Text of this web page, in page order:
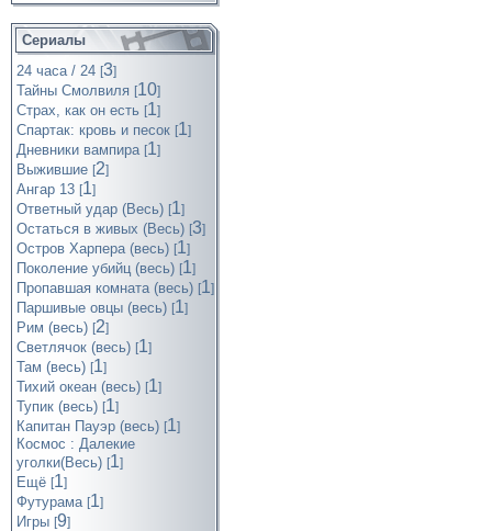
Сериалы
24 часа / 24 [3]
Тайны Смолвиля [10]
Страх, как он есть [1]
Спартак: кровь и песок [1]
Дневники вампира [1]
Выжившие [2]
Ангар 13 [1]
Ответный удар (Весь) [1]
Остаться в живых (Весь) [3]
Остров Харпера (весь) [1]
Поколение убийц (весь) [1]
Пропавшая комната (весь) [1]
Паршивые овцы (весь) [1]
Рим (весь) [2]
Светлячок (весь) [1]
Там (весь) [1]
Тихий океан (весь) [1]
Тупик (весь) [1]
Капитан Пауэр (весь) [1]
Космос : Далекие
уголки(Весь) [1]
Ещё [1]
Футурама [1]
Игры [9]